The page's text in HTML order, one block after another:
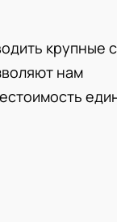
крупные
нам